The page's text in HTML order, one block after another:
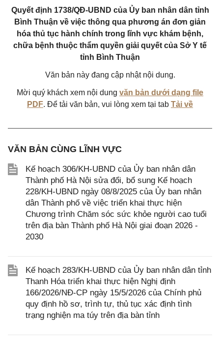
Quyết định 1738/QĐ-UBND của Ủy ban nhân dân tỉnh
Bình Thuận về việc thông qua phương án đơn giản
hóa thủ tục hành chính trong lĩnh vực khám bệnh,
chữa bệnh thuộc thẩm quyền giải quyết của Sở Y tế
tỉnh Bình Thuận
Văn bản này đang cập nhật nội dung.
Mời quý khách xem nội dung văn bản dưới dạng file
PDF. Để tải văn bản, vui lòng xem tại tab Tải về
VĂN BẢN CÙNG LĨNH VỰC
Kế hoạch 306/KH-UBND của Ủy ban nhân dân
Thành phố Hà Nội sửa đổi, bổ sung Kế hoạch
228/KH-UBND ngày 08/8/2025 của Ủy ban nhân
dân Thành phố về việc triển khai thực hiện
Chương trình Chăm sóc sức khỏe người cao tuổi
trên địa bàn Thành phố Hà Nội giai đoạn 2026 -
2030
Kế hoạch 283/KH-UBND của Ủy ban nhân dân tỉnh
Thanh Hóa triển khai thực hiện Nghị định
166/2026/NĐ-CP ngày 15/5/2026 của Chính phủ
quy định hồ sơ, trình tự, thủ tục xác định tình
trạng nghiện ma túy trên địa bàn tỉnh